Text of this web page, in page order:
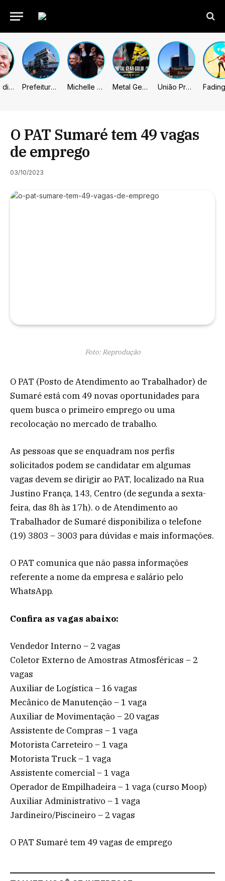
Caiado diz que “governa” com emendas e julga facções terroristas Prefeitura de Sumaré inaugura nova subsede da GCM na Área Cura Michelle celebra vice de Flávio: “Que chapa possa ser vitoriosa” Metal Gear Solid: Master Collection 2 terá legendas e menus em portugues União Progressista e PL terão mais tempo de propaganda eleitoral
O PAT Sumaré tem 49 vagas
de emprego
03/10/2023
Foto: Reprodução
O PAT (Posto de Atendimento ao Trabalhador) de
Sumaré está com 49 novas oportunidades para
quem busca o primeiro emprego ou uma
recolocação no mercado de trabalho.
As pessoas que se enquadram nos perfis
solicitados podem se candidatar em algumas
vagas devem se dirigir ao PAT, localizado na Rua
Justino França, 143, Centro (de segunda a sexta-
feira, das 8h às 17h). o de Atendimento ao
Trabalhador de Sumaré disponibiliza o telefone
(19) 3803 – 3003 para dúvidas e mais informações.
O PAT comunica que não passa informações
referente a nome da empresa e salário pelo
WhatsApp.
Confira as vagas abaixo:
Vendedor Interno – 2 vagas
Coletor Externo de Amostras Atmosféricas – 2
vagas
Auxiliar de Logística – 16 vagas
Mecânico de Manutenção – 1 vaga
Auxiliar de Movimentação – 20 vagas
Assistente de Compras – 1 vaga
Motorista Carreteiro – 1 vaga
Motorista Truck – 1 vaga
Assistente comercial – 1 vaga
Operador de Empilhadeira – 1 vaga (curso Moop)
Auxiliar Administrativo – 1 vaga
Jardineiro/Piscineiro – 2 vagas
O PAT Sumaré tem 49 vagas de emprego